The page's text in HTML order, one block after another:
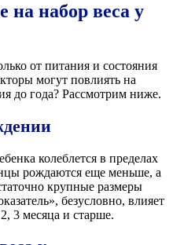
набор веса у
от питания и состояния
могут повлиять на
до года? Рассмотрим ниже.
колеблется в пределах
рождаются еще меньше, а
крупные размеры
безусловно, влияет
3 месяца и старше.